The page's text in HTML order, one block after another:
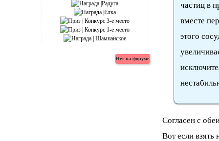
частиц в
вместе
этого
Согласен с
Вот если